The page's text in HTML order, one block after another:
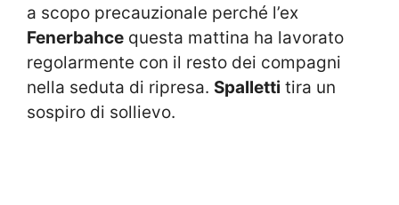
a scopo precauzionale perché l’ex
Fenerbahce questa mattina ha lavorato
regolarmente con il resto dei compagni
nella seduta di ripresa. Spalletti tira un
sospiro di sollievo.